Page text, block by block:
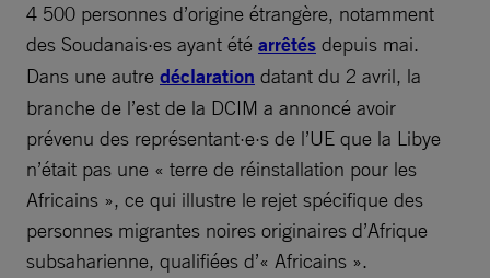
4 500 personnes d’origine étrangère, notamment
des Soudanais·es ayant été arrêtés depuis mai.
Dans une autre déclaration datant du 2 avril, la
branche de l’est de la DCIM a annoncé avoir
prévenu des représentant·e·s de l’UE que la Libye
n’était pas une « terre de réinstallation pour les
Africains », ce qui illustre le rejet spécifique des
personnes migrantes noires originaires d’Afrique
subsaharienne, qualifiées d’« Africains ».